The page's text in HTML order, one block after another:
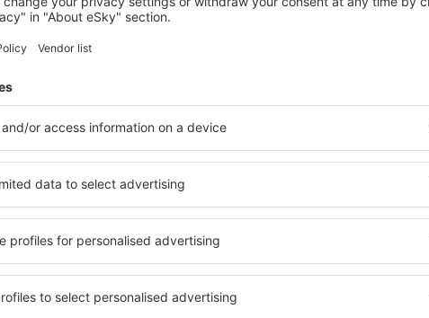
LOWELL
Chelmsford
Lowell, 07 srpna 2026, 2 noci
Zobrazit více hotelů in Lawrence